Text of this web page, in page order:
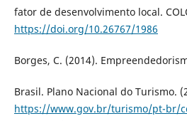
fator de desenvolvimento local.
https://doi.org/10.26767/1986
Borges, C. (2014).
Brasil. Plano Nacional do Turismo.
https://www.gov.br/turismo/pt-br/